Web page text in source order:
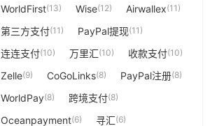
WorldFirst(13) Wise(12) Airwallex(11)
第三方支付(11) PayPal提现(11)
连连支付(10) 万里汇(10) 收款支付(10)
Zelle(9) CoGoLinks(8) PayPal注册(8)
WorldPay(8) 跨境支付(8)
Oceanpayment(6) 寻汇(6)